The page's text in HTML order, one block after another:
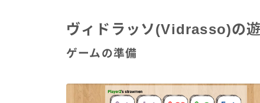
ヴィドラッソ(Vidrasso)の
ゲームの準備